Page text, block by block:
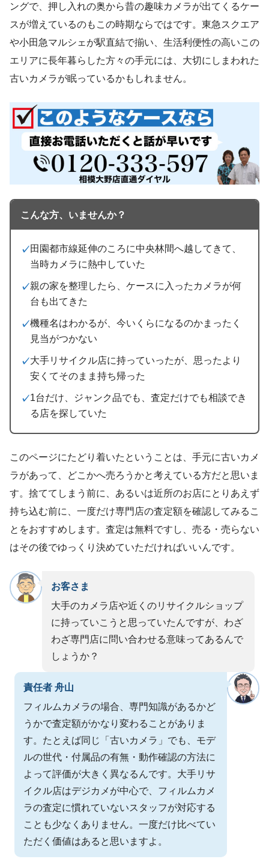
ングで、押し入れの奥から昔の趣味カメラが出てくるケー
スが増えているのもこの時期ならではです。東急スクエア
や小田急マルシェが駅直結で揃い、生活利便性の高いこの
エリアに長年暮らした方々の手元には、大切にしまわれた
古いカメラが眠っているかもしれません。
こんな方、いませんか？
田園都市線延伸のころに中央林間へ越してきて、
当時カメラに熱中していた
親の家を整理したら、ケースに入ったカメラが何
台も出てきた
機種名はわかるが、今いくらになるのかまったく
見当がつかない
大手リサイクル店に持っていったが、思ったより
安くてそのまま持ち帰った
1台だけ、ジャンク品でも、査定だけでも相談でき
る店を探していた
このページにたどり着いたということは、手元に古いカメ
ラがあって、どこかへ売ろうかと考えている方だと思いま
す。捨ててしまう前に、あるいは近所のお店にとりあえず
持ち込む前に、一度だけ専門店の査定額を確認してみるこ
とをおすすめします。査定は無料ですし、売る・売らない
はその後でゆっくり決めていただければいいんです。
お客さま
大手のカメラ店や近くのリサイクルショップ
に持っていこうと思っていたんですが、わざ
わざ専門店に問い合わせる意味ってあるんで
しょうか？
責任者 舟山
フィルムカメラの場合、専門知識があるかど
うかで査定額がかなり変わることがありま
す。たとえば同じ「古いカメラ」でも、モデ
ルの世代・付属品の有無・動作確認の方法に
よって評価が大きく異なるんです。大手リサ
イクル店はデジカメが中心で、フィルムカメ
ラの査定に慣れていないスタッフが対応する
ことも少なくありません。一度だけ比べてい
ただく価値はあると思いますよ。